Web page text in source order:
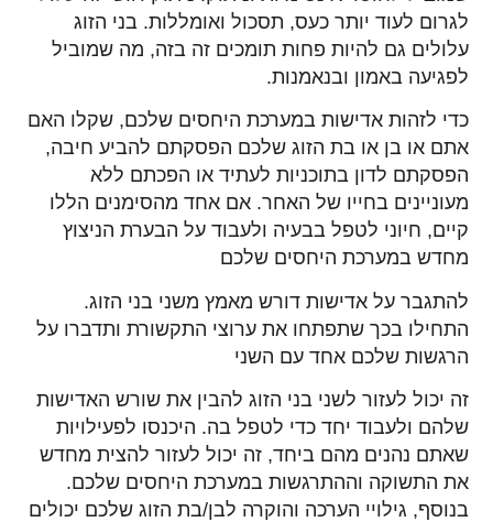
לגרום לעוד יותר כעס, תסכול ואומללות. בני הזוג
עלולים גם להיות פחות תומכים זה בזה, מה שמוביל
לפגיעה באמון ובנאמנות.
כדי לזהות אדישות במערכת היחסים שלכם, שקלו האם
אתם או בן או בת הזוג שלכם הפסקתם להביע חיבה,
הפסקתם לדון בתוכניות לעתיד או הפכתם ללא
מעוניינים בחייו של האחר. אם אחד מהסימנים הללו
קיים, חיוני לטפל בבעיה ולעבוד על הבערת הניצוץ
מחדש במערכת היחסים שלכם
להתגבר על אדישות דורש מאמץ משני בני הזוג.
התחילו בכך שתפתחו את ערוצי התקשורת ותדברו על
הרגשות שלכם אחד עם השני
זה יכול לעזור לשני בני הזוג להבין את שורש האדישות
שלהם ולעבוד יחד כדי לטפל בה. היכנסו לפעילויות
שאתם נהנים מהם ביחד, זה יכול לעזור להצית מחדש
את התשוקה וההתרגשות במערכת היחסים שלכם.
בנוסף, גילויי הערכה והוקרה לבן/בת הזוג שלכם יכולים